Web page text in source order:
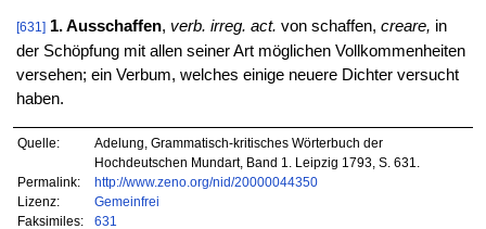
[631] 1. Ausschaffen, verb. irreg. act. von schaffen, creare, in
der Schöpfung mit allen seiner Art möglichen Vollkommenheiten
versehen; ein Verbum, welches einige neuere Dichter versucht
haben.
Quelle:
Adelung, Grammatisch-kritisches Wörterbuch der
Hochdeutschen Mundart, Band 1. Leipzig 1793, S. 631.
Permalink:
http://www.zeno.org/nid/20000044350
Lizenz:
Gemeinfrei
Faksimiles:
631